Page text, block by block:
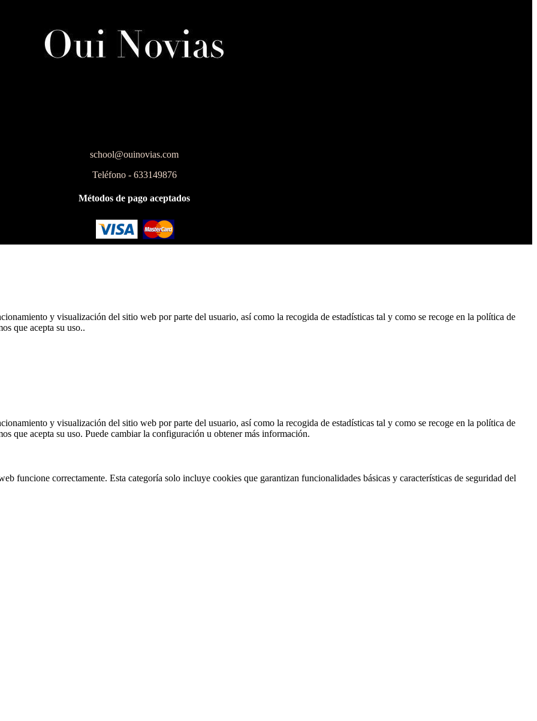
school@ouinovias.com
Teléfono - 633149876
Métodos de pago aceptados
y visualización del sitio web por parte del usuario, así como la recogida de estadísticas tal y como se recoge en la política de
que acepta su uso..
y visualización del sitio web por parte del usuario, así como la recogida de estadísticas tal y como se recoge en la política de
que acepta su uso. Puede cambiar la configuración u obtener más información.
funcione correctamente. Esta categoría solo incluye cookies que garantizan funcionalidades básicas y características de seguridad del